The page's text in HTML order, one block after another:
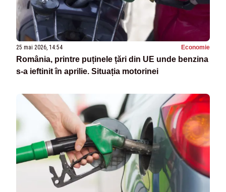
25 mai 2026, 14:54 Economie
România, printre puținele țări din UE unde benzina
s-a ieftinit în aprilie. Situația motorinei